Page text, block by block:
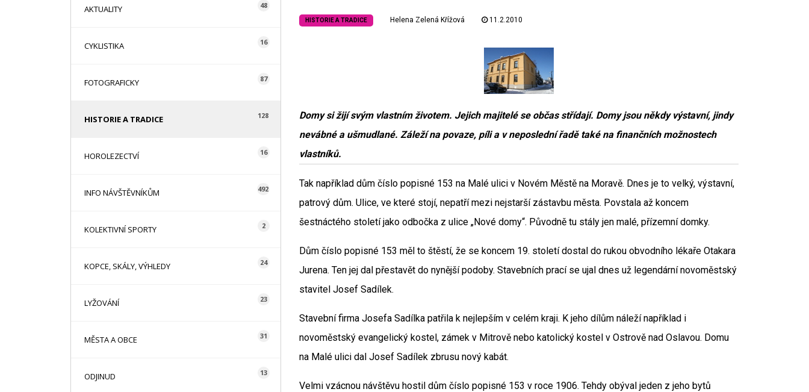
AKTUALITY 48
CYKLISTIKA 16
FOTOGRAFICKY 87
HISTORIE A TRADICE 128
HOROLEZECTVÍ 16
INFO NÁVŠTĚVNÍKŮM 492
KOLEKTIVNÍ SPORTY 2
KOPCE, SKÁLY, VÝHLEDY 24
LYŽOVÁNÍ 23
MĚSTA A OBCE 31
ODJINUD 13
HISTORIE A TRADICE Helena Zelená Křížová 11.2.2010
Domy si žijí svým vlastním životem. Jejich majitelé se občas střídají. Domy jsou někdy výstavní, jindy
nevábné a ušmudlané. Záleží na povaze, píli a v neposlední řadě také na finančních možnostech
vlastníků.
Tak například dům číslo popisné 153 na Malé ulici v Novém Městě na Moravě. Dnes je to velký, výstavní,
patrový dům. Ulice, ve které stojí, nepatří mezi nejstarší zástavbu města. Povstala až koncem
šestnáctého století jako odbočka z ulice „Nové domy“. Původně tu stály jen malé, přízemní domky.
Dům číslo popisné 153 měl to štěstí, že se koncem 19. století dostal do rukou obvodního lékaře Otakara
Jurena. Ten jej dal přestavět do nynější podoby. Stavebních prací se ujal dnes už legendární novoměstský
stavitel Josef Sadílek.
Stavební firma Josefa Sadílka patřila k nejlepším v celém kraji. K jeho dílům náleží například i
novoměstský evangelický kostel, zámek v Mitrově nebo katolický kostel v Ostrově nad Oslavou. Domu
na Malé ulici dal Josef Sadílek zbrusu nový kabát.
Velmi vzácnou návštěvu hostil dům číslo popisné 153 v roce 1906. Tehdy obýval jeden z jeho bytů